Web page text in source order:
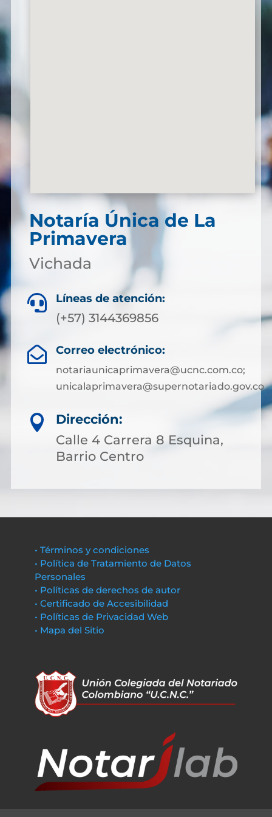
Notaría Única de La
Primavera
Vichada
 Líneas de atención:
(+57) 3144369856
 Correo electrónico:
notariaunicaprimavera@ucnc.com.co;
unicalaprimavera@supernotariado.gov.co

Dirección:
Calle 4 Carrera 8 Esquina,
Barrio Centro
• Términos y condiciones
• Política de Tratamiento de Datos
Personales
• Políticas de derechos de autor
• Certificado de Accesibilidad
• Políticas de Privacidad Web
• Mapa del Sitio